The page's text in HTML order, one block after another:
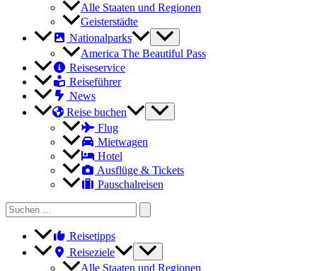
Alle Staaten und Regionen
Geisterstädte
Nationalparks
America The Beautiful Pass
Reiseservice
Reiseführer
News
Reise buchen
Flug
Mietwagen
Hotel
Ausflüge & Tickets
Pauschalreisen
Search
for:
Reisetipps
Reiseziele
Alle Staaten und Regionen